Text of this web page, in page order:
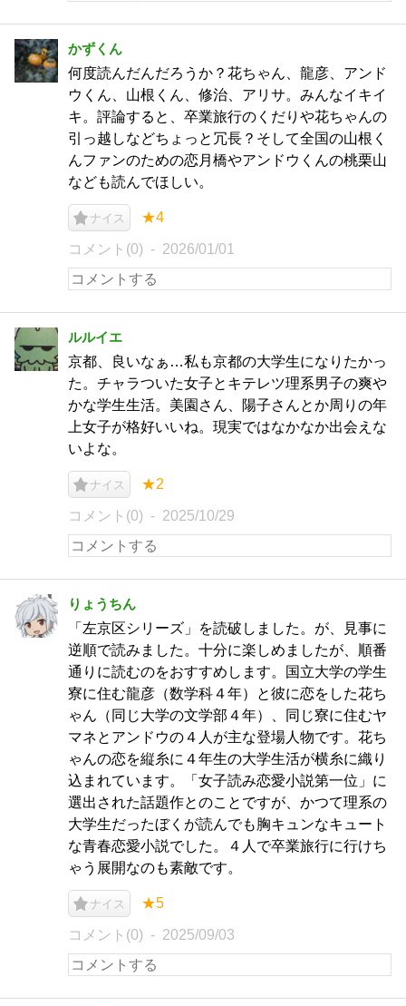
かずくん
何度読んだんだろうか？花ちゃん、龍彦、アンド
ウくん、山根くん、修治、アリサ。みんなイキイ
キ。評論すると、卒業旅行のくだりや花ちゃんの
引っ越しなどちょっと冗長？そして全国の山根く
んファンのための恋月橋やアンドウくんの桃栗山
なども読んでほしい。
ナイス ★4
コメント(0) 2026/01/01
ルルイエ
京都、良いなぁ…私も京都の大学生になりたかっ
た。チャラついた女子とキテレツ理系男子の爽や
かな学生生活。美園さん、陽子さんとか周りの年
上女子が格好いいね。現実ではなかなか出会えな
いよな。
ナイス ★2
コメント(0) 2025/10/29
りょうちん
「左京区シリーズ」を読破しました。が、見事に
逆順で読みました。十分に楽しめましたが、順番
通りに読むのをおすすめします。国立大学の学生
寮に住む龍彦（数学科４年）と彼に恋をした花ち
ゃん（同じ大学の文学部４年）、同じ寮に住むヤ
マネとアンドウの４人が主な登場人物です。花ち
ゃんの恋を縦糸に４年生の大学生活が横糸に織り
込まれています。「女子読み恋愛小説第一位」に
選出された話題作とのことですが、かつて理系の
大学生だったぼくが読んでも胸キュンなキュート
な青春恋愛小説でした。４人で卒業旅行に行けち
ゃう展開なのも素敵です。
ナイス ★5
コメント(0) 2025/09/03